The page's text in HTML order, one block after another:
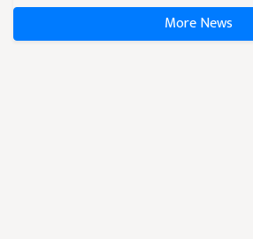
More News